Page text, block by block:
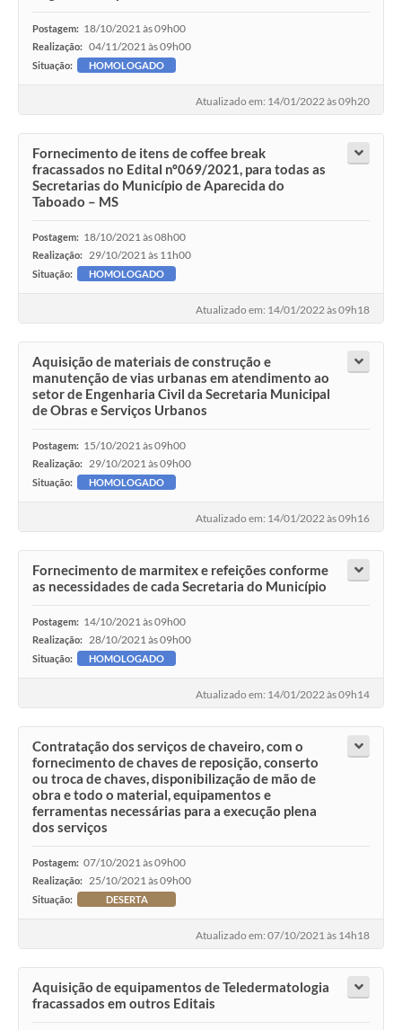
Postagem: 18/10/2021 às 09h00
Realização: 04/11/2021 às 09h00
Situação: HOMOLOGADO
Atualizado em: 14/01/2022 às 09h20
Fornecimento de itens de coffee break
fracassados no Edital nº069/2021, para todas as
Secretarias do Município de Aparecida do
Taboado – MS
Postagem: 18/10/2021 às 08h00
Realização: 29/10/2021 às 11h00
Situação: HOMOLOGADO
Atualizado em: 14/01/2022 às 09h18
Aquisição de materiais de construção e
manutenção de vias urbanas em atendimento ao
setor de Engenharia Civil da Secretaria Municipal
de Obras e Serviços Urbanos
Postagem: 15/10/2021 às 09h00
Realização: 29/10/2021 às 09h00
Situação: HOMOLOGADO
Atualizado em: 14/01/2022 às 09h16
Fornecimento de marmitex e refeições conforme
as necessidades de cada Secretaria do Município
Postagem: 14/10/2021 às 09h00
Realização: 28/10/2021 às 09h00
Situação: HOMOLOGADO
Atualizado em: 14/01/2022 às 09h14
Contratação dos serviços de chaveiro, com o
fornecimento de chaves de reposição, conserto
ou troca de chaves, disponibilização de mão de
obra e todo o material, equipamentos e
ferramentas necessárias para a execução plena
dos serviços
Postagem: 07/10/2021 às 09h00
Realização: 25/10/2021 às 09h00
Situação: DESERTA
Atualizado em: 07/10/2021 às 14h18
Aquisição de equipamentos de Teledermatologia
fracassados em outros Editais